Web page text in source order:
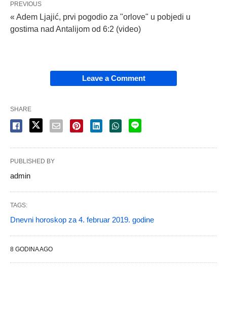
PREVIOUS
« Adem Ljajić, prvi pogodio za "orlove" u pobjedi u
gostima nad Antalijom od 6:2 (video)
Leave a Comment
SHARE
PUBLISHED BY
admin
TAGS:
Dnevni horoskop za 4. februar 2019. godine
8 GODINA AGO